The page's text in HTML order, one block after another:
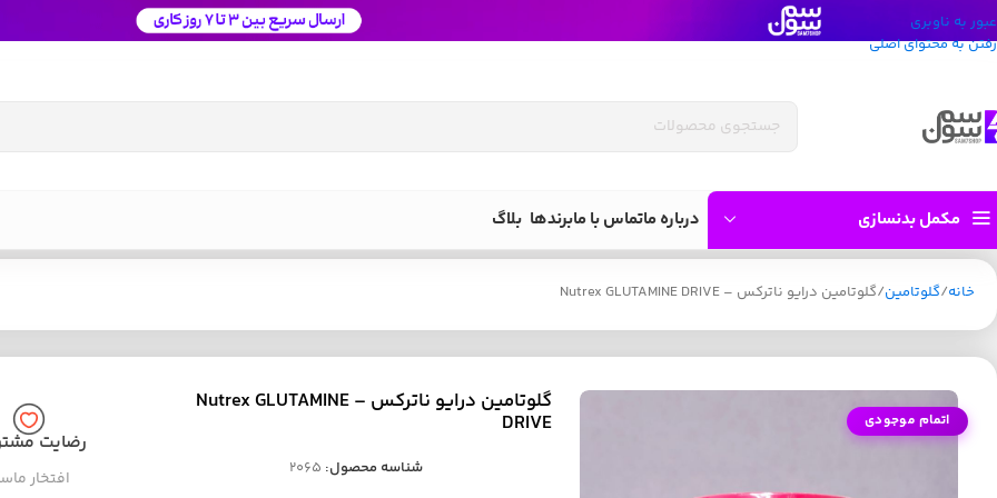
عبور به ناوبری
رفتن به محتوای اصلی
مکمل بدنسازی درباره ماتماس با مابرندها بلاگ
خانه گلوتامین گلوتامین درایو ناترکس – Nutrex GLUTAMINE DRIVE
اتمام موجودی
گلوتامین درایو ناترکس – Nutrex GLUTAMINE
DRIVE
شناسه محصول: 2065
رضایت
افتخار